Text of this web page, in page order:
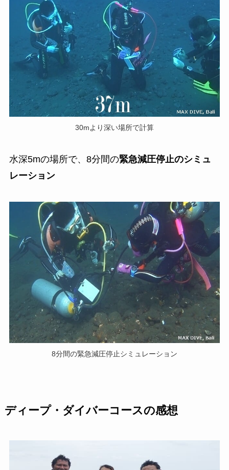
30mより深い場所で計算
水深5mの場所で、8分間の緊急減圧停止のシミュ
レーション
8分間の緊急減圧停止シミュレーション
ディープ・ダイバーコースの感想